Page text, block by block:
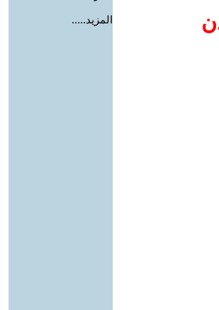
المزيد.....